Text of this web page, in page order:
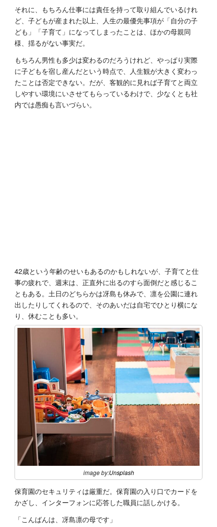
それに、もちろん仕事には責任を持って取り組んでいるけれ
ど、子どもが産まれた以上、人生の最優先事項が「自分の子
ども」「子育て」になってしまったことは、ほかの母親同
様、揺るがない事実だ。
もちろん男性も多少は変わるのだろうけれど、やっぱり実際
に子どもを宿し産んだという時点で、人生観が大きく変わっ
たことは否定できない。だが、客観的に見れば子育てと両立
しやすい環境にいさせてもらっているわけで、少なくとも社
内では愚痴も言いづらい。
42歳という年齢のせいもあるのかもしれないが、子育てと仕
事の疲れで、週末は、正直外に出るのすら面倒だと感じるこ
ともある。土日のどちらかは冴島も休みで、凛を公園に連れ
出したりしてくれるので、そのあいだは自宅でひとり横にな
り、休むことも多い。
image by:Unsplash
保育園のセキュリティは厳重だ。保育園の入り口でカードを
かざし、インターフォンに応答した職員に話しかける。
「こんばんは、冴島凛の母です」